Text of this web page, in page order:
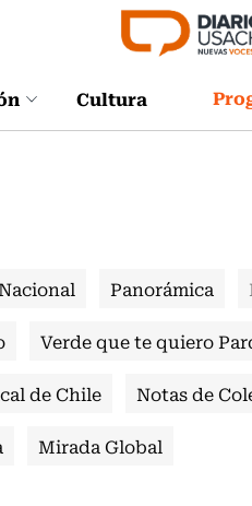
Cultura
Panorámica
Verde que te quiero
de Chile Notas de
Mirada Global